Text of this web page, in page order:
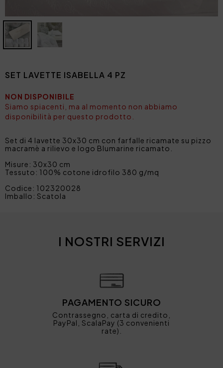
SET LAVETTE ISABELLA 4 PZ
NON DISPONIBILE
Siamo spiacenti, ma al momento non abbiamo
disponibilità per questo prodotto.
Set di 4 lavette 30x30 cm con farfalle ricamate su pizzo
macramè a rilievo e logo Blumarine ricamato.
Misure: 30x30 cm
Tessuto: 100% cotone idrofilo 380 g/mq
Codice: 102320028
Imballo: Scatola
I NOSTRI SERVIZI
PAGAMENTO SICURO
Contrassegno, carta di credito,
PayPal, ScalaPay (3 convenienti
rate).